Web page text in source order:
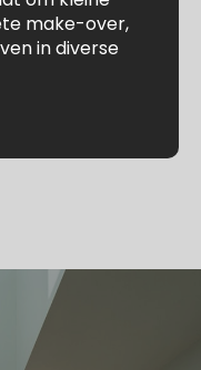
make-over,
in diverse